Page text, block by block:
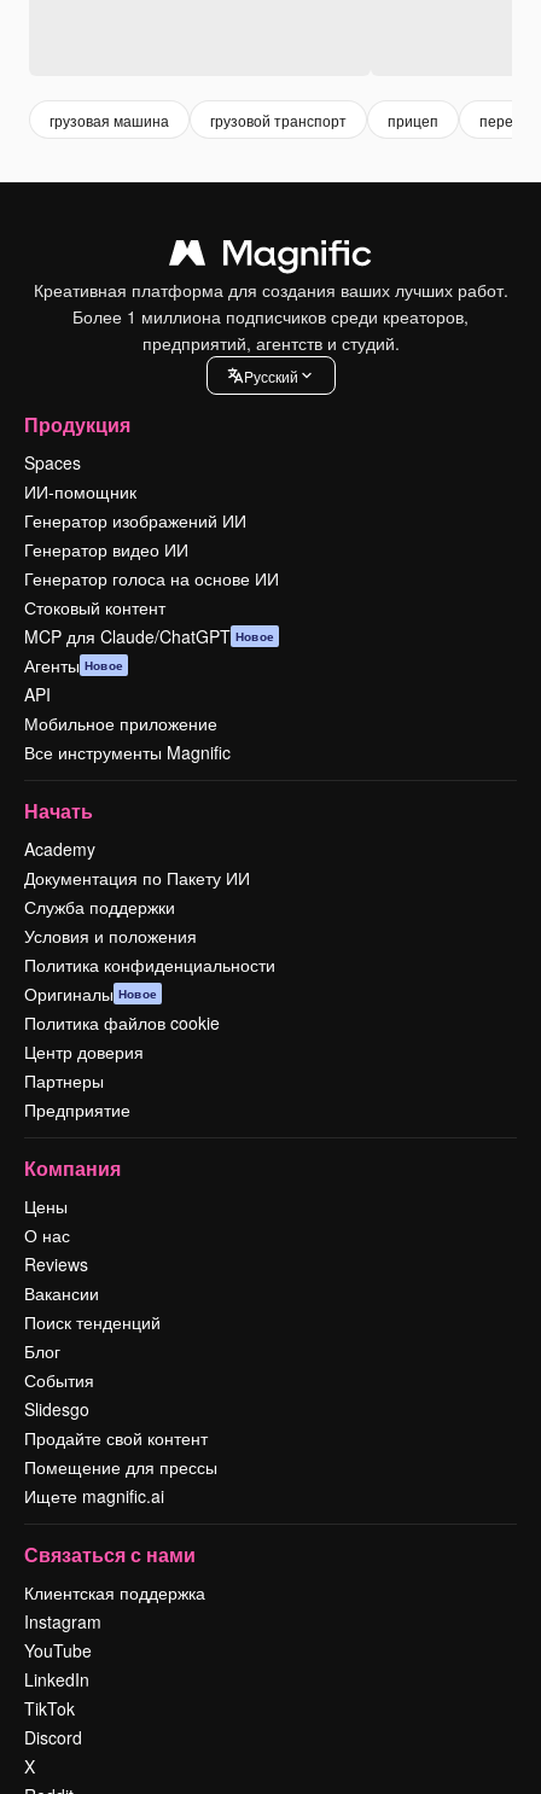
грузовая машина грузовой транспорт прицеп
Креативная платформа для создания ваших лучших работ.
Более 1 миллиона подписчиков среди креаторов,
предприятий, агентств и студий.
Pусский
Продукция
Spaces
ИИ-помощник
Генератор изображений ИИ
Генератор видео ИИ
Генератор голоса на основе ИИ
Стоковый контент
MCP для Claude/ChatGPT Новое
Агенты Новое
API
Мобильное приложение
Все инструменты Magnific
Начать
Academy
Документация по Пакету ИИ
Служба поддержки
Условия и положения
Политика конфиденциальности
Оригиналы Новое
Политика файлов cookie
Центр доверия
Партнеры
Предприятие
Компания
Цены
О нас
Reviews
Вакансии
Поиск тенденций
Блог
События
Slidesgo
Продайте свой контент
Помещение для прессы
Ищете magnific.ai
Связаться с нами
Клиентская поддержка
Instagram
YouTube
LinkedIn
TikTok
Discord
X